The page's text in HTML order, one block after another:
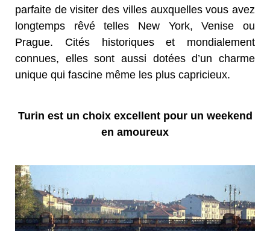
parfaite de visiter des villes auxquelles vous avez
longtemps rêvé telles New York, Venise ou
Prague. Cités historiques et mondialement
connues, elles sont aussi dotées d’un charme
unique qui fascine même les plus capricieux.
Turin est un choix excellent pour un weekend
en amoureux